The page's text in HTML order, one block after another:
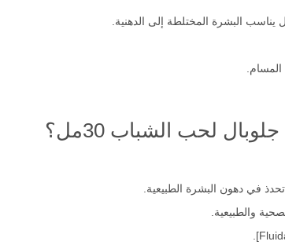
لحب الشباب 30مل؟
في دهون البشرة الطبيعية.
والطبيعية.